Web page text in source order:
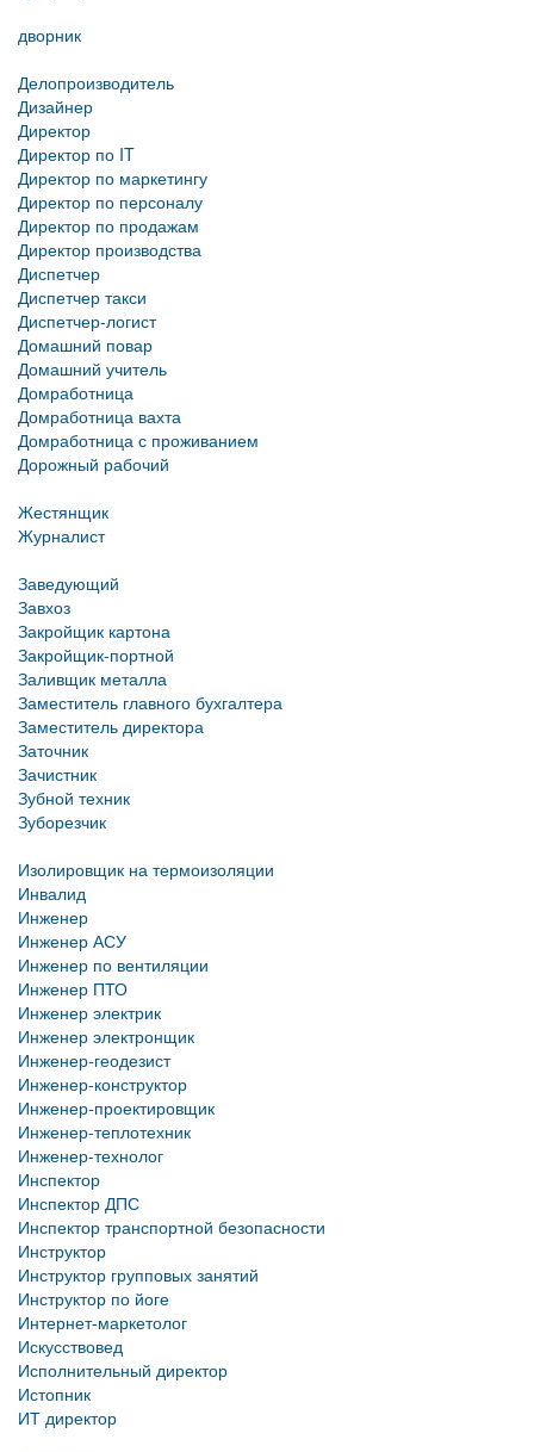
дворник
Делопроизводитель
Дизайнер
Директор
Директор по IT
Директор по маркетингу
Директор по персоналу
Директор по продажам
Директор производства
Диспетчер
Диспетчер такси
Диспетчер-логист
Домашний повар
Домашний учитель
Домработница
Домработница вахта
Домработница с проживанием
Дорожный рабочий
Жестянщик
Журналист
Заведующий
Завхоз
Закройщик картона
Закройщик-портной
Заливщик металла
Заместитель главного бухгалтера
Заместитель директора
Заточник
Зачистник
Зубной техник
Зуборезчик
Изолировщик на термоизоляции
Инвалид
Инженер
Инженер АСУ
Инженер по вентиляции
Инженер ПТО
Инженер электрик
Инженер электронщик
Инженер-геодезист
Инженер-конструктор
Инженер-проектировщик
Инженер-теплотехник
Инженер-технолог
Инспектор
Инспектор ДПС
Инспектор транспортной безопасности
Инструктор
Инструктор групповых занятий
Инструктор по йоге
Интернет-маркетолог
Искусствовед
Исполнительный директор
Истопник
ИТ директор